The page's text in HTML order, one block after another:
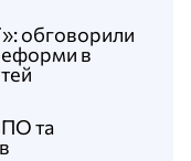
та
обговорили
в